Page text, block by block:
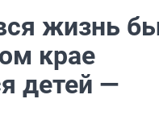
жизнь
крае
детей —